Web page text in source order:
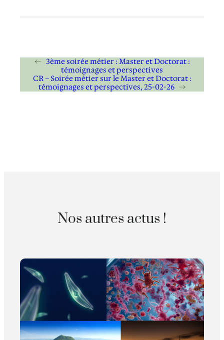
← 3ème soirée métier : Master et Doctorat :
témoignages et perspectives
CR – Soirée métier sur le Master et Doctorat :
témoignages et perspectives, 25-02-26 →
Nos autres actus !